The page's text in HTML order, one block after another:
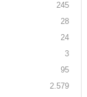
245
28
24
3
95
2.579